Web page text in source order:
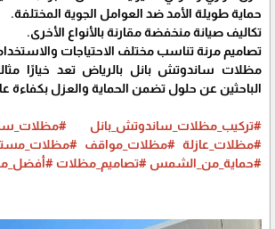
حماية طويلة الأمد ضد العوامل الجوية المختلفة.
تكاليف صيانة منخفضة مقارنة بالأنواع الأخرى.
تصاميم مرنة تناسب مختلف الاحتياجات
مظلات ساندوتش بانل بالرياض تعد خيارًا
الباحثين عن حلول تضمن الحماية والعزل بكفاءة
#تركيب_مظلات_ساندوتش_بانل
#مظلات_عازلة #مظلات_مواقف
#حماية_من_الشمس #تصاميم_مظلات